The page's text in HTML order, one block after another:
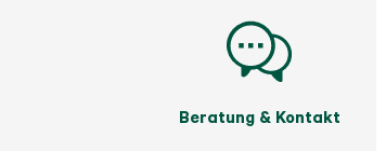
Beratung & Kontakt